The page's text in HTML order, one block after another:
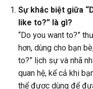
Sự khác biệt giữa
like to?” là gì?
“Do you want to?”
hơn, dùng cho bạn
to?” lịch sự và nhã
quan hệ, kể cả khi
thể được dùng để